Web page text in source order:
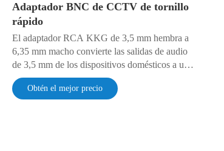
Adaptador BNC de CCTV de tornillo
rápido
El adaptador RCA KKG de 3,5 mm hembra a
6,35 mm macho convierte las salidas de audio
de 3,5 mm de los dispositivos domésticos a un
conector macho de 6,35 mm, lo que permite una
conexión perfecta con equipos de audio
Obtén el mejor precio